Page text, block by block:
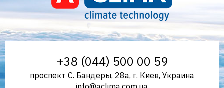
+38 (044) 500 00 59
проспект С. Бандеры, 28а, г. Киев, Украина